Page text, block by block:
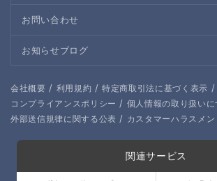
お問い合わせ
お知らせブログ
会社概要 / 利用規約 / 特定商取引法に基づく表示 /
コンプライアンスポリシー / 個人情報の取り扱いに
外部送信規律に関する公表 / カスタマーハラスメ
関連サービス